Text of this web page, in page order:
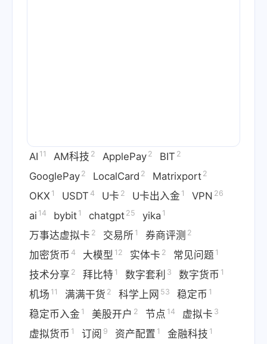
AI 11 AM科技 2 ApplePay 2 BIT 2
GooglePay 2 LocalCard 2 Matrixport 2
OKX 1 USDT 4 U卡 2 U卡出入金 1 VPN 26
ai 14 bybit 1 chatgpt 25 yika 1
万事达虚拟卡 2 交易所 1 券商评测 2
加密货币 4 大模型 12 实体卡 2 常见问题 1
技术分享 2 拜比特 1 数字套利 3 数字货币 1
机场 11 满满干货 2 科学上网 53 稳定币 1
稳定币入金 1 美股开户 2 节点 14 虚拟卡 3
虚拟货币 1 订阅 9 资产配置 1 金融科技 1